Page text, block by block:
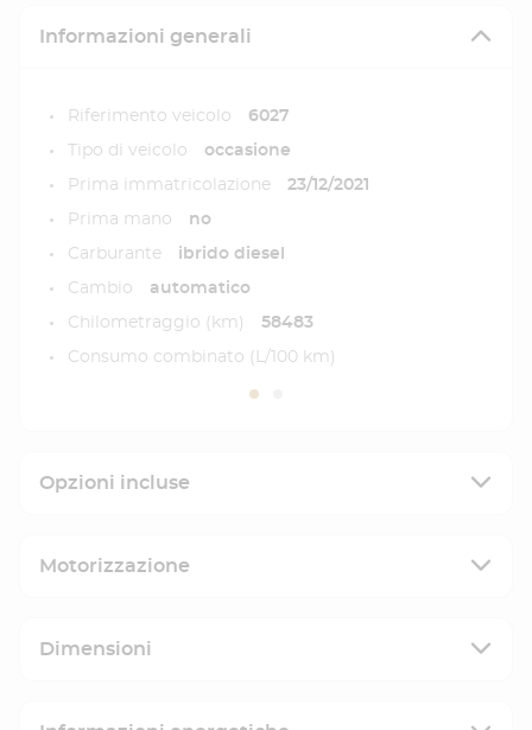
Informazioni generali
Riferimento veicolo 6027
Tipo di veicolo occasione
Prima immatricolazione 23/12/2021
Prima mano no
Carburante ibrido diesel
Cambio automatico
Chilometraggio (km) 58483
Consumo combinato (L/100 km)
Opzioni incluse
Motorizzazione
Dimensioni